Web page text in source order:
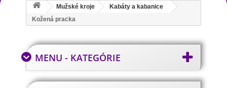
Mužské kroje
Kabáty a kabanice
Kožená pracka
MENU - KATEGÓRIE